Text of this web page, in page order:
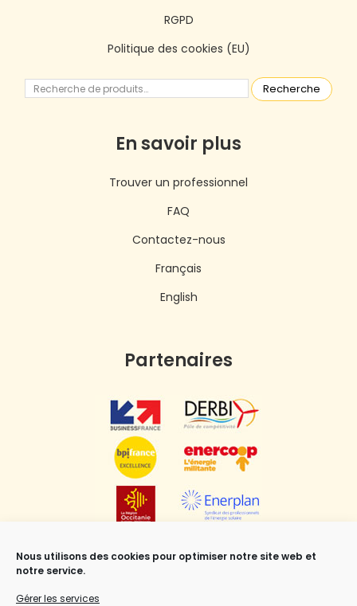
Nous utilisons des cookies pour optimiser notre site web et
notre service.
Gérer les services
RGPD
Politique des cookies (EU)
Recherche
En savoir plus
Trouver un professionnel
FAQ
Contactez-nous
Français
English
Partenaires